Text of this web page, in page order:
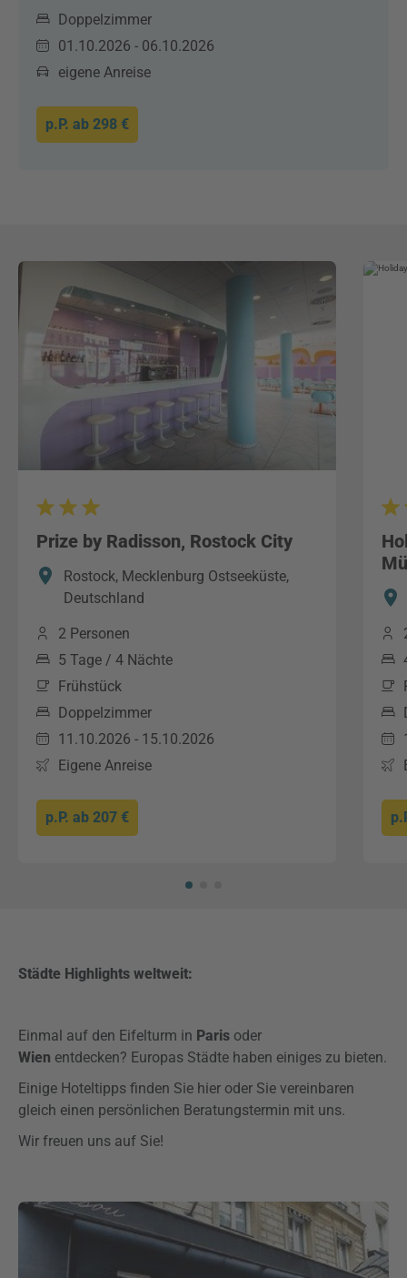
Doppelzimmer
01.10.2026 - 06.10.2026
eigene Anreise
p.P. ab 298 €
Prize by Radisson, Rostock City
Rostock, Mecklenburg Ostseeküste,
Deutschland
2 Personen
5 Tage / 4 Nächte
Frühstück
Doppelzimmer
11.10.2026 - 15.10.2026
Eigene Anreise
p.P. ab 207 €
Städte Highlights weltweit:
Einmal auf den Eifelturm in Paris oder
Wien entdecken? Europas Städte haben einiges zu bieten.
Einige Hoteltipps finden Sie hier oder Sie vereinbaren
gleich einen persönlichen Beratungstermin mit uns.
Wir freuen uns auf Sie!